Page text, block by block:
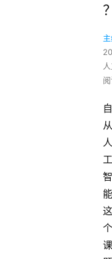
自
从
人
工
智
能
这
个
课